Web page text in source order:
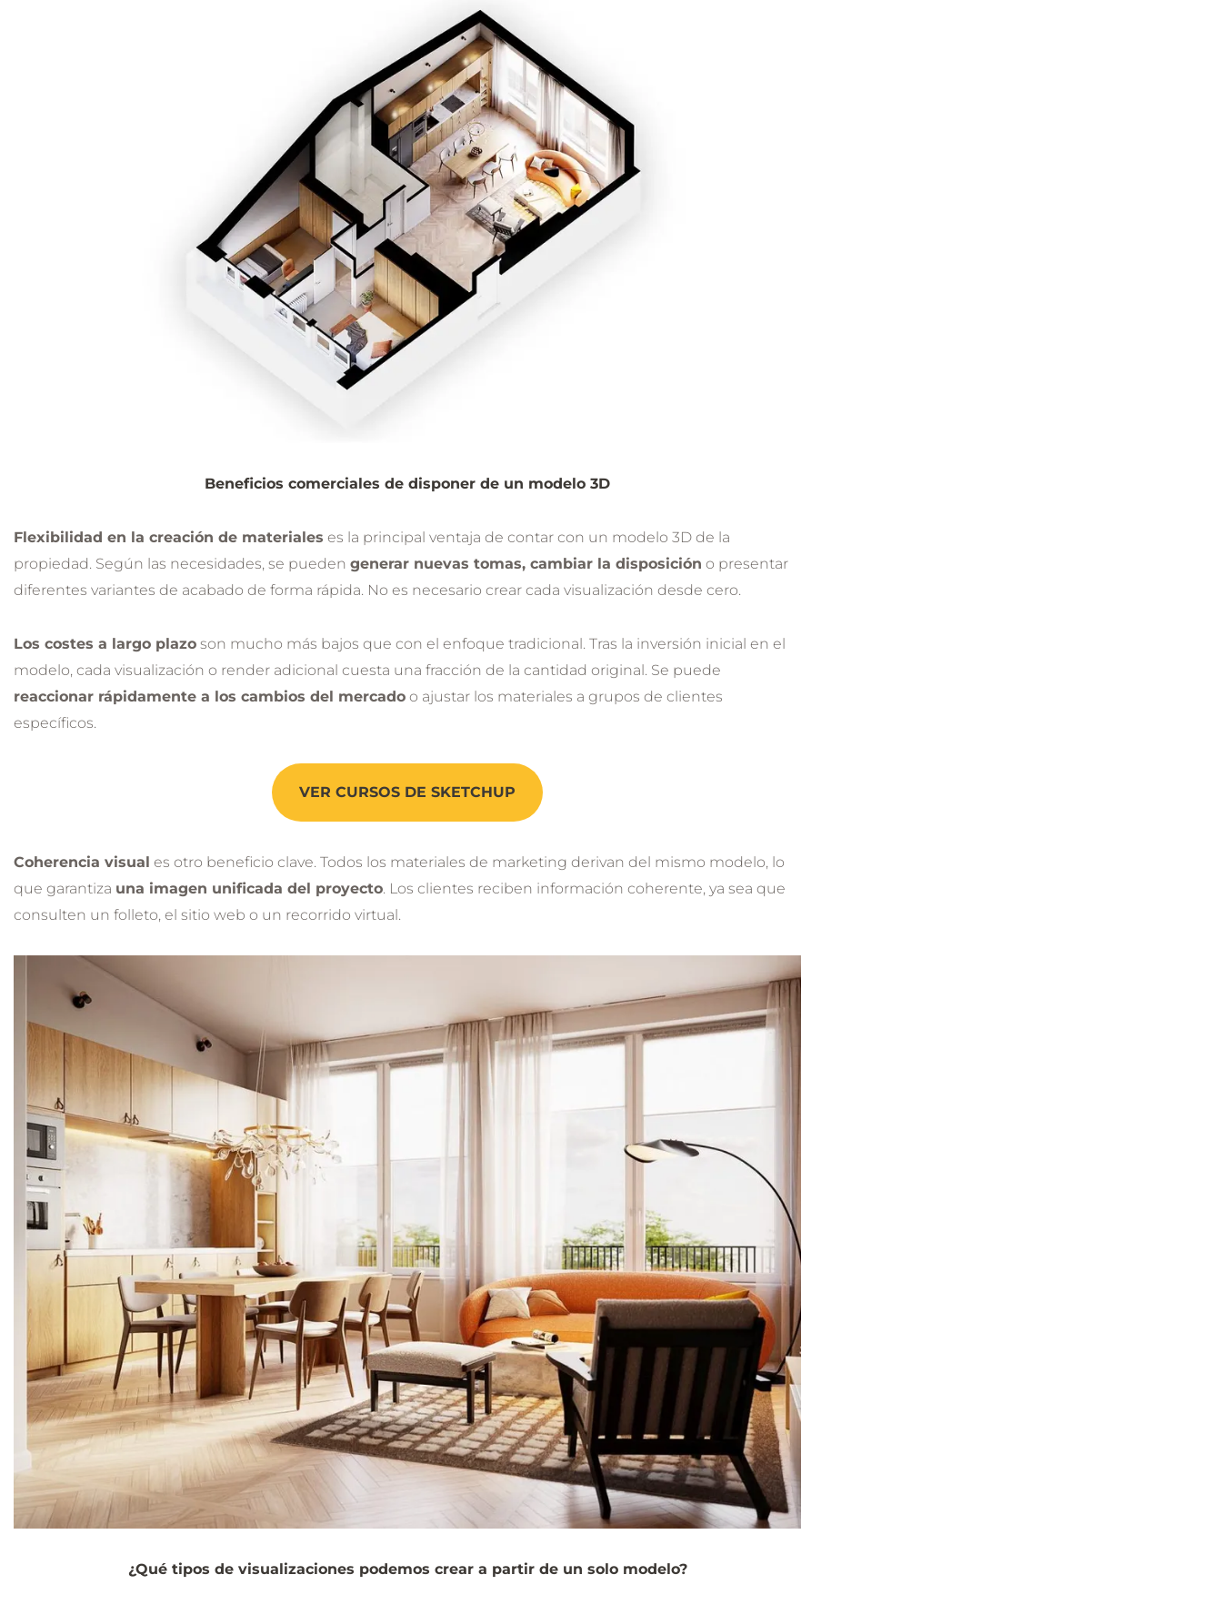
Beneficios comerciales de disponer de un modelo 3D
Flexibilidad en la creación de materiales es la principal ventaja de contar con un modelo 3D de la
propiedad. Según las necesidades, se pueden generar nuevas tomas, cambiar la disposición o presentar
diferentes variantes de acabado de forma rápida. No es necesario crear cada visualización desde cero.
Los costes a largo plazo son mucho más bajos que con el enfoque tradicional. Tras la inversión inicial en el
modelo, cada visualización o render adicional cuesta una fracción de la cantidad original. Se puede
reaccionar rápidamente a los cambios del mercado o ajustar los materiales a grupos de clientes
específicos.
VER CURSOS DE SKETCHUP
Coherencia visual es otro beneficio clave. Todos los materiales de marketing derivan del mismo modelo, lo
que garantiza una imagen unificada del proyecto. Los clientes reciben información coherente, ya sea que
consulten un folleto, el sitio web o un recorrido virtual.
¿Qué tipos de visualizaciones podemos crear a partir de un solo modelo?